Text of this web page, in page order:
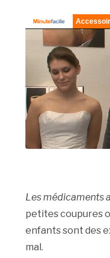
Les médicaments
petites coupures
enfants sont des
mal.